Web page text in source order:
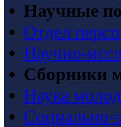
Научные
Отдел
Научно-
Сборники
Наука
Социально-